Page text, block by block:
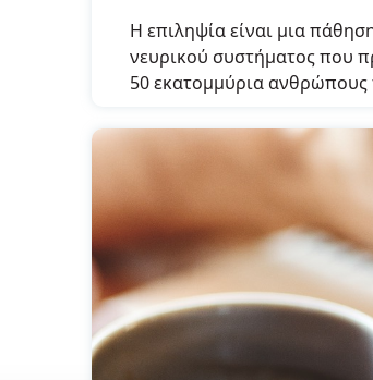
Η επιληψία είναι μια
νευρικού συστήματος που
50 εκατομμύρια ανθρώπους
συναισθηματικό στρες, ενώ
και φιλοδοξίες.